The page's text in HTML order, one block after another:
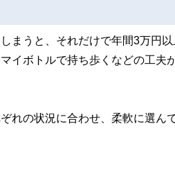
まうと、それだけで年間3万円以
イボトルで持ち歩くなどの工夫
れの状況に合わせ、柔軟に選ん